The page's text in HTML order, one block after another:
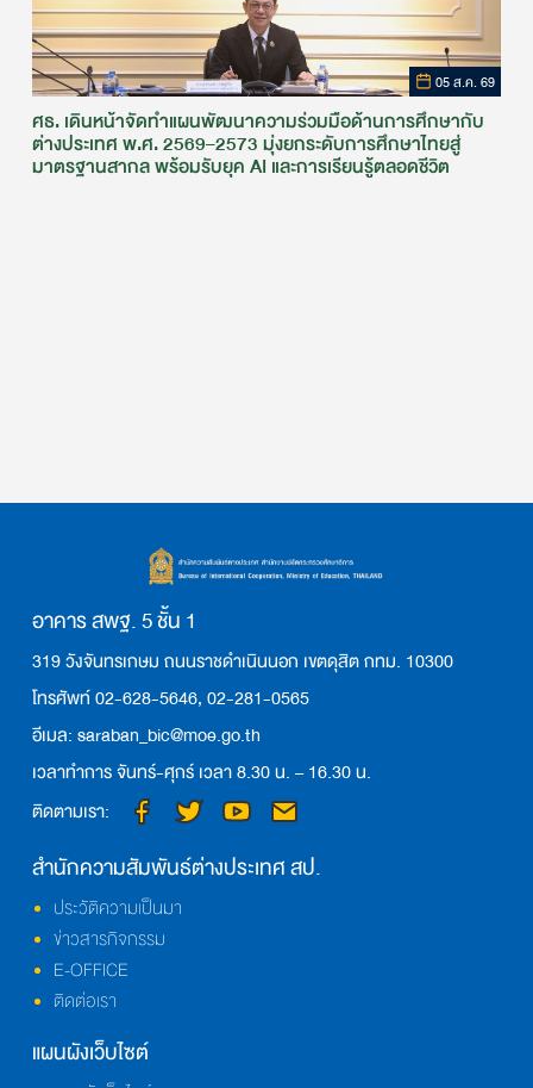
05 ส.ค. 69
ศธ. เดินหน้าจัดทำแผนพัฒนาความร่วมมือด้านการศึกษากับ
ต่างประเทศ พ.ศ. 2569–2573 มุ่งยกระดับการศึกษาไทยสู่
มาตรฐานสากล พร้อมรับยุค AI และการเรียนรู้ตลอดชีวิต
อาคาร สพฐ. 5 ชั้น 1
319 วังจันทรเกษม ถนนราชดำเนินนอก เขตดุสิต กทม. 10300
โทรศัพท์ 02-628-5646, 02-281-0565
อีเมล: saraban_bic@moe.go.th
เวลาทำการ จันทร์-ศุกร์ เวลา 8.30 น. – 16.30 น.
ติดตามเรา:
สำนักความสัมพันธ์ต่างประเทศ สป.
ประวัติความเป็นมา
ข่าวสารกิจกรรม
E-OFFICE
ติดต่อเรา
แผนผังเว็บไซต์